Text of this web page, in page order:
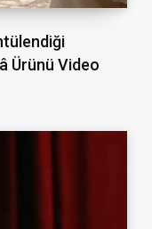
Ürünü Video